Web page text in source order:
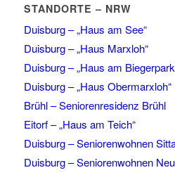
STANDORTE – NRW
Duisburg – „Haus am See“
Duisburg – „Haus Marxloh“
Duisburg – „Haus am
Duisburg – „Haus Obermarxloh“
Brühl – Seniorenresidenz Brühl
Eitorf – „Haus am Teich“
Duisburg – Seniorenwohnen
Duisburg – Seniorenwohnen